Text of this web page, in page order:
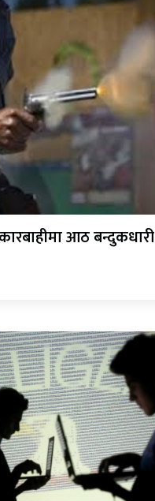
आठ बन्दुकधारी